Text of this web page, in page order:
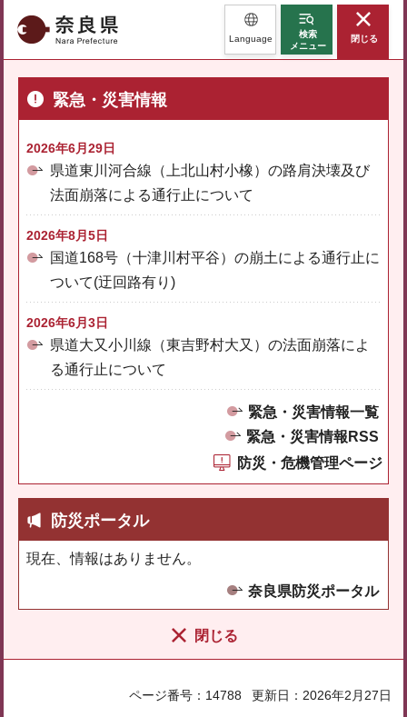
奈良県 Language
検索
メニュー
閉じる
緊急・災害情報
2026年6月29日
県道東川河合線（上北山村小橡）の路肩決壊及び
法面崩落による通行止について
2026年8月5日
国道168号（十津川村平谷）の崩土による通行止に
ついて(迂回路有り)
2026年6月3日
県道大又小川線（東吉野村大又）の法面崩落によ
る通行止について
緊急・災害情報一覧
緊急・災害情報RSS
防災・危機管理ページ
防災ポータル
現在、情報はありません。
奈良県防災ポータル
閉じる
ページ番号：14788 更新日：2026年2月27日